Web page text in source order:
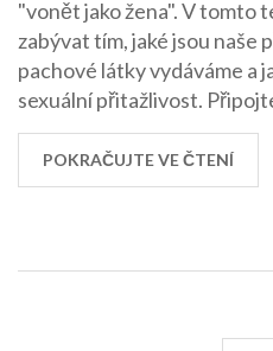
"vonět jako žena". V tomto
zabývat tím, jaké jsou naše
pachové látky vydáváme a
sexuální přitažlivost.
fascinující cestě po
POKRAČUJTE VE ČTENÍ